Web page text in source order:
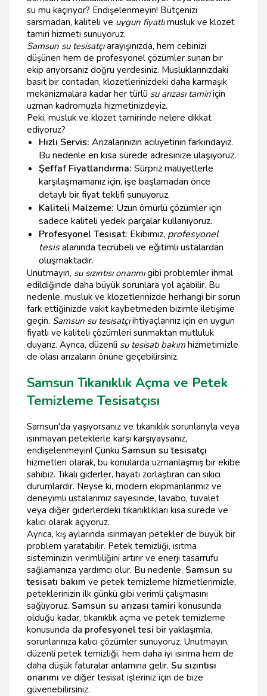
su mu kaçırıyor? Endişelenmeyin! Bütçenizi
sarsmadan, kaliteli ve uygun fiyatlımusluk ve klozet
tamiri hizmeti sunuyoruz.
Samsun su tesisatçıarayışınızda, hem cebinizi
düşünen hem de profesyonel çözümler sunan bir
ekip arıyorsanız doğru yerdesiniz. Musluklarınızdaki
basit bir contadan, klozetlerinizdeki daha karmaşık
mekanizmalara kadar her türlü su arızası tamiriiçin
uzman kadromuzla hizmetinizdeyiz.
Peki, musluk ve klozet tamirinde nelere dikkat
ediyoruz?
Hızlı Servis: Arızalarınızın aciliyetinin farkındayız.
Bu nedenle en kısa sürede adresinize ulaşıyoruz.
Şeffaf Fiyatlandırma: Sürpriz maliyetlerle
karşılaşmamanız için, işe başlamadan önce
detaylı bir fiyat teklifi sunuyoruz.
Kaliteli Malzeme: Uzun ömürlü çözümler için
sadece kaliteli yedek parçalar kullanıyoruz.
Profesyonel Tesisat: Ekibimiz, profesyonel
tesisalanında tecrübeli ve eğitimli ustalardan
oluşmaktadır.
Unutmayın, su sızıntısı onarımıgibi problemler ihmal
edildiğinde daha büyük sorunlara yol açabilir. Bu
nedenle, musluk ve klozetlerinizde herhangi bir sorun
fark ettiğinizde vakit kaybetmeden bizimle iletişime
geçin. Samsun su tesisatçıihtiyaçlarınız için en uygun
fiyatlı ve kaliteli çözümleri sunmaktan mutluluk
duyarız. Ayrıca, düzenli su tesisatı bakım hizmetimizle
de olası arızaların önüne geçebilirsiniz.
Samsun Tıkanıklık Açma ve Petek
Temizleme Tesisatçısı
Samsun'da yaşıyorsanız ve tıkanıklık sorunlarıyla veya
ısınmayan peteklerle karşı karşıyaysanız,
endişelenmeyin! Çünkü Samsun su tesisatçı
hizmetleri olarak, bu konularda uzmanlaşmış bir ekibe
sahibiz. Tıkalı giderler, hayatı zorlaştıran can sıkıcı
durumlardır. Neyse ki, modern ekipmanlarımız ve
deneyimli ustalarımız sayesinde, lavabo, tuvalet
veya diğer giderlerdeki tıkanıklıkları kısa sürede ve
kalıcı olarak açıyoruz.
Ayrıca, kış aylarında ısınmayan petekler de büyük bir
problem yaratabilir. Petek temizliği, ısıtma
sisteminizin verimliliğini artırır ve enerji tasarrufu
sağlamanıza yardımcı olur. Bu nedenle, Samsun su
tesisatı bakım ve petek temizleme hizmetlerimizle,
peteklerinizin ilk günkü gibi verimli çalışmasını
sağlıyoruz. Samsun su arızası tamiri konusunda
olduğu kadar, tıkanıklık açma ve petek temizleme
konusunda da profesyonel tesi bir yaklaşımla,
sorunlarınıza kalıcı çözümler sunuyoruz. Unutmayın,
düzenli petek temizliği, hem daha iyi ısınma hem de
daha düşük faturalar anlamına gelir. Su sızıntısı
onarımı ve diğer tesisat işleriniz için de bize
güvenebilirsiniz.